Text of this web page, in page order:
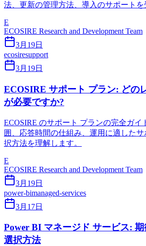
法、更新の管理方法、導入のサポートを
E
ECOSIRE Research and Development Team
3月19日
ecosiresupport
3月19日
ECOSIRE サポート プラン: どの
が必要ですか?
ECOSIRE のサポート プランの完全ガイ
囲、応答時間の仕組み、運用に適した
択方法を理解します。
E
ECOSIRE Research and Development Team
3月19日
power-bimanaged-services
3月17日
Power BI マネージド サービス:
選択方法